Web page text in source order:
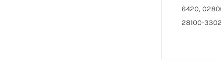
6420,
28100-